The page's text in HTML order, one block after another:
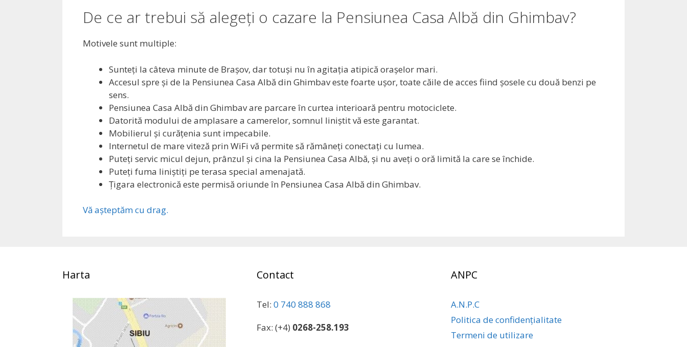
De ce ar trebui să alegeţi o cazare la Pensiunea Casa Albă din Ghimbav?
Motivele sunt multiple:
Sunteţi la câteva minute de Braşov, dar totuşi nu în agitaţia atipică oraşelor mari.
Accesul spre şi de la Pensiunea Casa Albă din Ghimbav este foarte uşor, toate căile de acces fiind şosele cu două benzi pe
sens.
Pensiunea Casa Albă din Ghimbav are parcare în curtea interioară pentru motociclete.
Datorită modului de amplasare a camerelor, somnul liniştit vă este garantat.
Mobilierul şi curăţenia sunt impecabile.
Internetul de mare viteză prin WiFi vă permite să rămâneţi conectaţi cu lumea.
Puteţi servic micul dejun, prânzul şi cina la Pensiunea Casa Albă, şi nu aveţi o oră limită la care se închide.
Puteţi fuma liniştiţi pe terasa special amenajată.
Ţigara electronică este permisă oriunde în Pensiunea Casa Albă din Ghimbav.
Vă aşteptăm cu drag.
Harta Contact
Tel: 0 740 888 868
Fax: (+4) 0268-258.193
ANPC
A.N.P.C
Politica de confidențialitate
Termeni de utilizare